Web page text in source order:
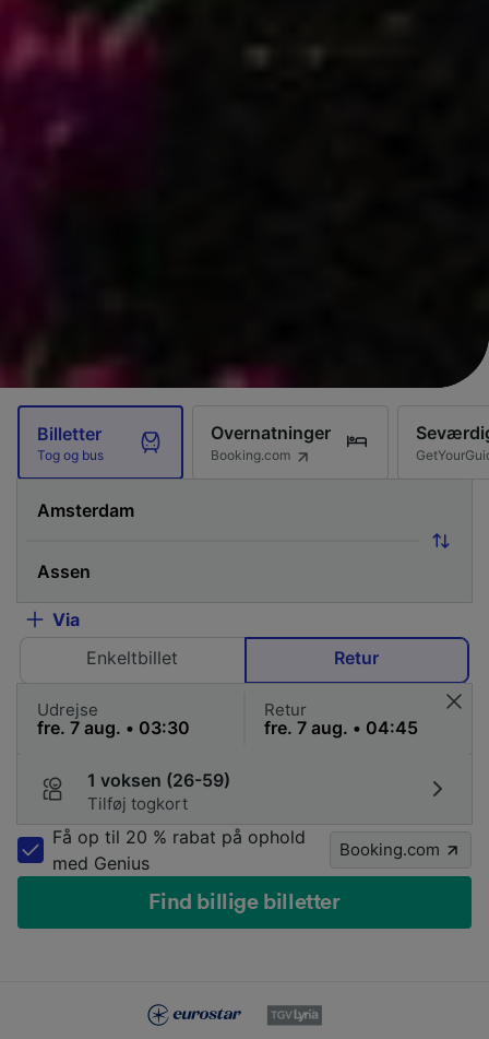
Billetter
Tog og bus
Overnatninger
Booking.com
Via
Enkeltbillet
Retur
Udrejse Retur
1 voksen (26-59)
Tilføj togkort
Få op til 20 % rabat på ophold
med Genius
Booking.com
Find billige billetter